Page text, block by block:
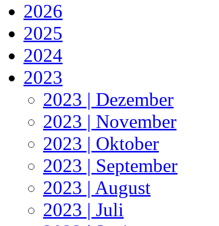
2026
2025
2024
2023
2023 | Dezember
2023 | November
2023 | Oktober
2023 | September
2023 | August
2023 | Juli